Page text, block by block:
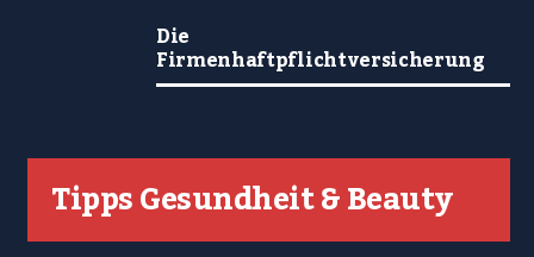
Die
Firmenhaftpflichtversicherung
Tipps Gesundheit & Beauty